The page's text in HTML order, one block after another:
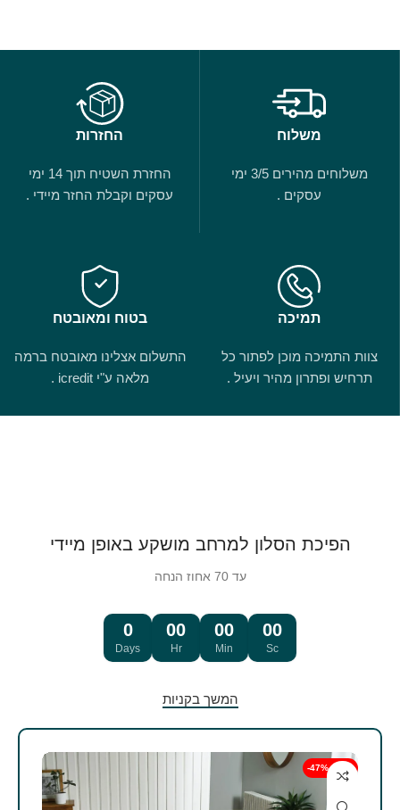
משלוח
משלוחים מהירים 3/5 ימי
עסקים .
החזרות
החזרת השטיח תוך 14 ימי
עסקים וקבלת החזר מיידי .
תמיכה
צוות התמיכה מוכן לפתור כל
תרחיש ופתרון מהיר ויעיל .
בטוח ומאובטח
התשלום אצלינו מאובטח ברמה
מלאה ע"י icredit .
-47% הנחה
הפיכת הסלון למרחב מושקע באופן מיידי
עד 70 אחוז הנחה
0
Days
00
Hr
00
Min
00
Sc
המשך בקניות